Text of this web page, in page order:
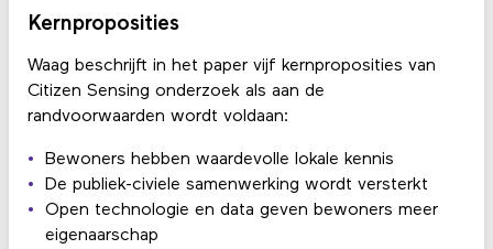
Kernproposities
Waag beschrijft in het paper vijf kernproposities van
Citizen Sensing onderzoek als aan de
randvoorwaarden wordt voldaan:
Bewoners hebben waardevolle lokale kennis
De publiek-civiele samenwerking wordt versterkt
Open technologie en data geven bewoners meer
eigenaarschap